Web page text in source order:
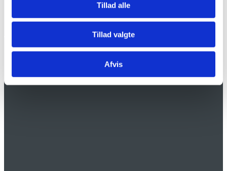
Tillad alle
Tillad valgte
Afvis
Besøg os
8550 Ryomgaard
YouTube